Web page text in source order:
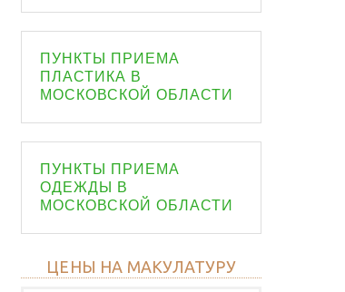
ПУНКТЫ ПРИЕМА
ПЛАСТИКА В
МОСКОВСКОЙ ОБЛАСТИ
ПУНКТЫ ПРИЕМА
ОДЕЖДЫ В
МОСКОВСКОЙ ОБЛАСТИ
ЦЕНЫ НА МАКУЛАТУРУ